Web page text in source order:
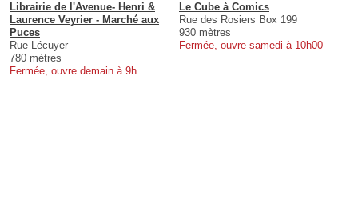
Librairie de l'Avenue- Henri &
Laurence Veyrier - Marché aux
Puces
Rue Lécuyer
780 mètres
Fermée, ouvre demain à 9h
Le Cube à Comics
Rue des Rosiers Box 199
930 mètres
Fermée, ouvre samedi à 10h00